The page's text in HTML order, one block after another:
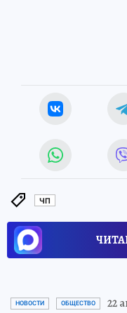
ЧП
НОВОСТИ ОБЩЕСТВО 22